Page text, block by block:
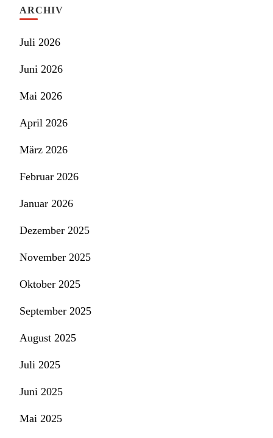
ARCHIV
Juli 2026
Juni 2026
Mai 2026
April 2026
März 2026
Februar 2026
Januar 2026
Dezember 2025
November 2025
Oktober 2025
September 2025
August 2025
Juli 2025
Juni 2025
Mai 2025